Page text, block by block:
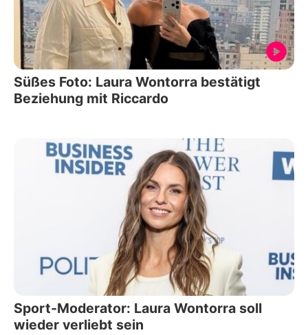
Süßes Foto: Laura Wontorra bestätigt
Beziehung mit Riccardo
Sport-Moderator: Laura Wontorra soll
wieder verliebt sein